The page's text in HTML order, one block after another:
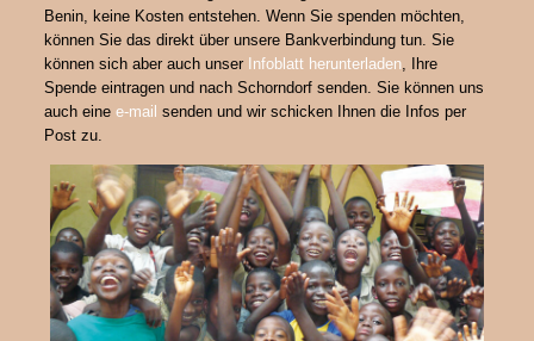
Benin, keine Kosten entstehen. Wenn Sie spenden möchten,
können Sie das direkt über unsere Bankverbindung tun. Sie
können sich aber auch unser Infoblatt herunterladen, Ihre
Spende eintragen und nach Schorndorf senden. Sie können uns
auch eine e-mail senden und wir schicken Ihnen die Infos per
Post zu.